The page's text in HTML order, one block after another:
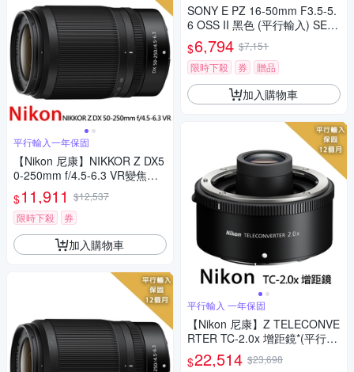
平行輸入一年保固
【Nikon 尼康】NIKKOR Z DX5
0-250mm f/4.5-6.3 VR變焦鏡-
拆鏡*(平行輸入)
$11,911 $12,537
限時下殺
券
加入購物車
SONY E PZ 16-50mm F3.5-5.
6 OSS II 黑色 (平行輸入) SELP
16502 白盒 送UV保護鏡+吹球
清潔組
$6,794 $7,151
限時下殺
券 贈品
加入購物車
平行輸入 一年保固
【Nikon 尼康】Z TELECONVE
RTER TC-2.0x 增距鏡*(平行輸
入)
$22,514 $23,698